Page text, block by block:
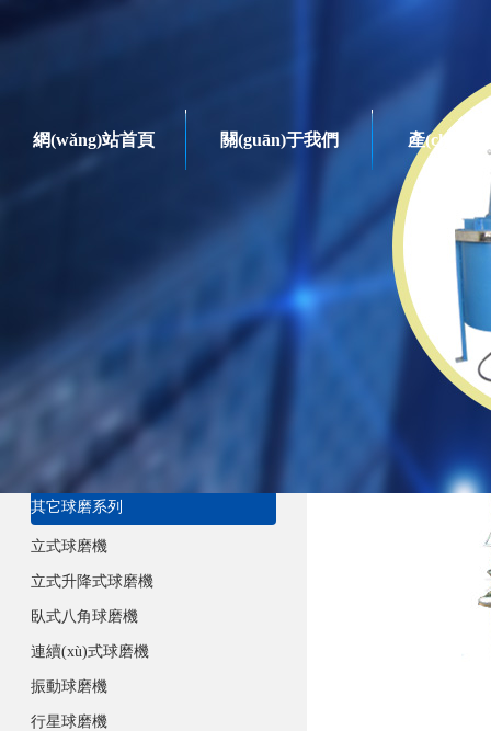
網(wǎng)站首頁 關(guān)于我們 產(chǎn)
立式循環(huán)球磨機
其它球磨系列
立式球磨機
立式升降式球磨機
臥式八角球磨機
連續(xù)式球磨機
振動球磨機
行星球磨機
干燥系列